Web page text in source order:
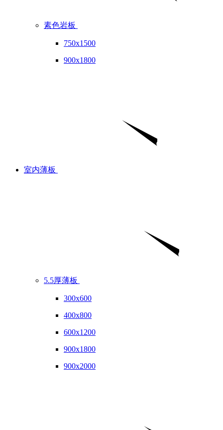
素色岩板
750x1500
900x1800
室内薄板
5.5厚薄板
300x600
400x800
600x1200
900x1800
900x2000